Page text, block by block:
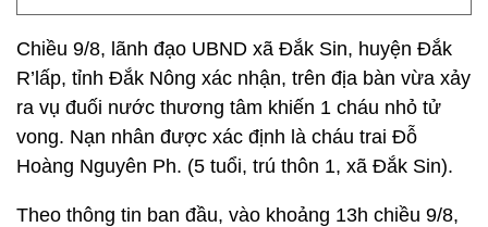
Chiều 9/8, lãnh đạo UBND xã Đắk Sin, huyện Đắk
R’lấp, tỉnh Đắk Nông xác nhận, trên địa bàn vừa xảy
ra vụ đuối nước thương tâm khiến 1 cháu nhỏ tử
vong. Nạn nhân được xác định là cháu trai Đỗ
Hoàng Nguyên Ph. (5 tuổi, trú thôn 1, xã Đắk Sin).
Theo thông tin ban đầu, vào khoảng 13h chiều 9/8,